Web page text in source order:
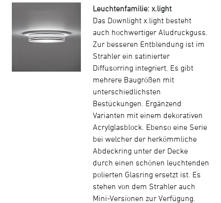
Leuchtenfamilie: x.light
Das Downlight x.light besteht
auch hochwertiger Aludruckguss.
Zur besseren Entblendung ist im
Strahler ein satinierter
Diffusorring integriert. Es gibt
mehrere Baugrößen mit
unterschiedlichsten
Bestückungen. Ergänzend
Varianten mit einem dekorativen
Acrylglasblock. Ebenso eine Serie
bei welcher der herkömmliche
Abdeckring unter der Decke
durch einen schönen leuchtenden
polierten Glasring ersetzt ist. Es
stehen von dem Strahler auch
Mini-Versionen zur Verfügung.